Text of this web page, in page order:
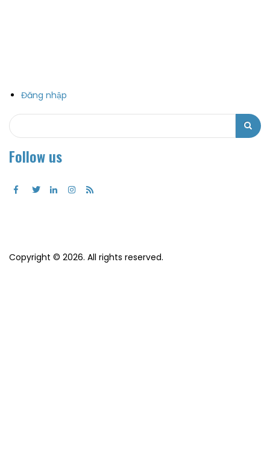
Đăng nhập
Search
Search
Follow us
Copyright © 2026. All rights reserved.